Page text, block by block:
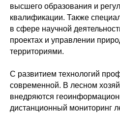
высшего образования и
квалификации. Также
в сфере научной
проектах и управлении
территориями.
С развитием технологий
современной. В лесном
внедряются
дистанционный мониторинг